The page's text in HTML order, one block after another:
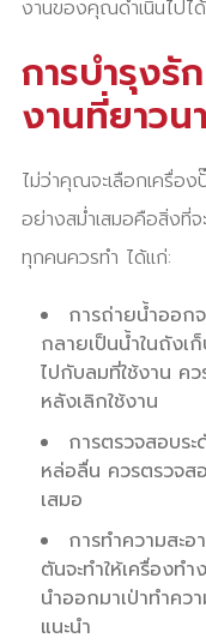
งานของคุณดำเนินไปไ
การบำรุงรั
งานที่ยาวน
ไม่ว่าคุณจะเลือกเครื่อ
อย่างสม่ำเสมอคือสิ่งที่
ทุกคนควรทำ ได้แก่:
การถ่ายน้ำออก
กลายเป็นน้ำในถังเ
ไปกับลมที่ใช้งาน ค
หลังเลิกใช้งาน
การตรวจสอบร
หล่อลื่น ควรตรวจส
เสมอ
การทำความสะ
ตันจะทำให้เครื่องท
นำออกมาเป่าทำคว
แนะนำ